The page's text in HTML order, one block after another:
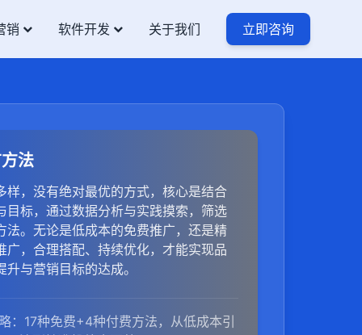
销 软件开发 关于我们 立即咨询
法
样，没有绝对最优的方式，核心是结合
目标，通过数据分析与实践摸索，筛选
法。无论是低成本的免费推广，还是精
广，合理搭配、持续优化，才能实现品
与营销目标的达成。
：17种免费+4种付费方法，从低成本引